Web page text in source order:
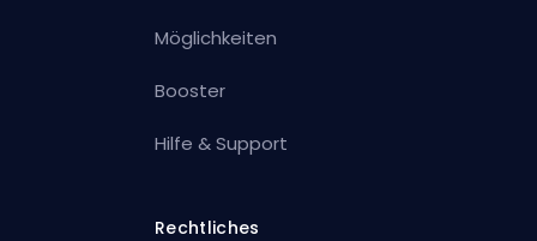
Möglichkeiten
Booster
Hilfe & Support
Rechtliches